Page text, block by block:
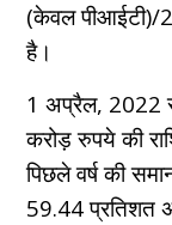
(केवल पीआईटी)/
है।
1 अप्रैल, 2022
करोड़ रुपये की
पिछले वर्ष की
59.44 प्रतिशत